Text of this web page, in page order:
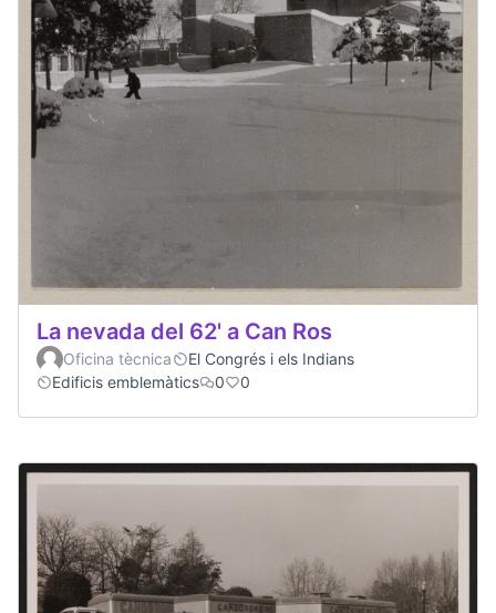
La nevada del 62' a Can Ros
Oficina tècnica
El Congrés i els Indians
Edificis emblemàtics
0 0